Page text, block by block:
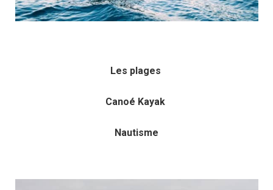
Les plages
Canoé Kayak
Nautisme